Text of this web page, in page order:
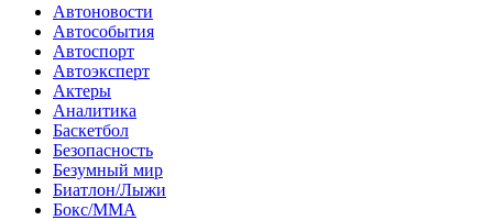
Автоновости
Автособытия
Автоспорт
Автоэксперт
Актеры
Аналитика
Баскетбол
Безопасность
Безумный мир
Биатлон/Лыжи
Бокс/MMA